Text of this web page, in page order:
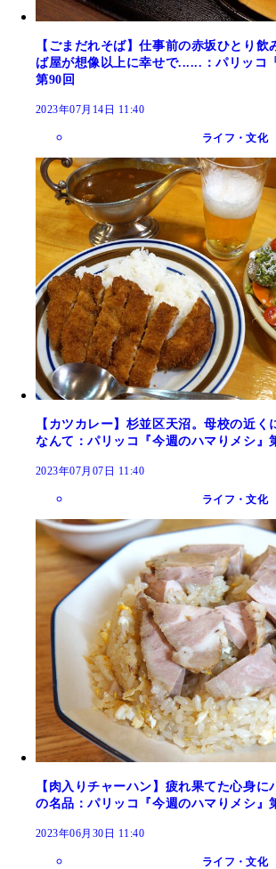
【ごまだれそば】仕事前の赤坂ひとり飲
ば屋が想像以上に幸せで......：パリッコ
第90回
2023年07月14日 11:40
ライフ・文化
【カツカレー】杉並区天沼。母校の近く
なんて：パリッコ『今週のハマりメシ』
2023年07月07日 11:40
ライフ・文化
【肉入りチャーハン】疲れ果てた心身に
の名品：パリッコ『今週のハマりメシ』
2023年06月30日 11:40
ライフ・文化